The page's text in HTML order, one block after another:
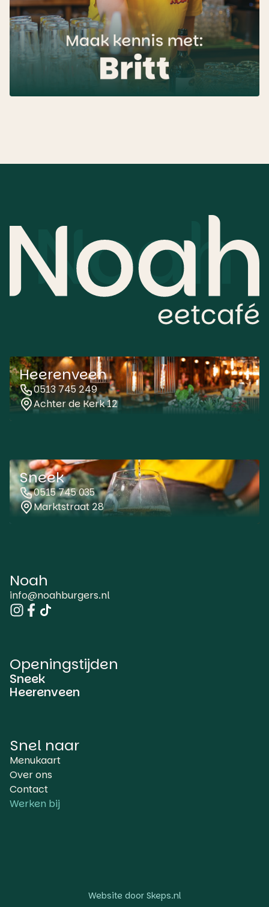
Heerenveen
0513 745 249
Achter de Kerk 12
Sneek
0515 745 035
Marktstraat 28
Noah
info@noahburgers.nl
Openingstijden
Sneek
Heerenveen
Snel naar
Menukaart
Over ons
Contact
Werken bij
Website door Skeps.nl